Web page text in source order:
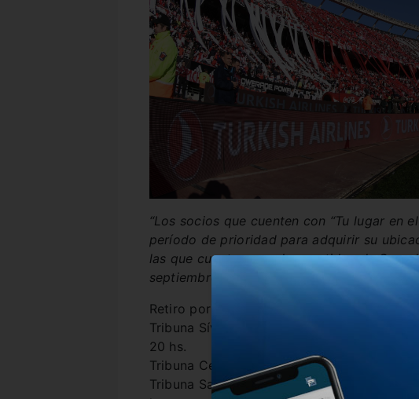
“Los socios que cuenten con “Tu lugar en
período de prioridad para adquirir su
las que cuentan para los partidos de
septiembre hasta el viernes 13 de
Retiro por boleterías del Monumental
Tribuna Sívori: lunes 16, martes 17 y
20 hs.
Tribuna Centenario: lunes 23 y martes 24
Tribuna San Martín: miércoles 25 y jueves